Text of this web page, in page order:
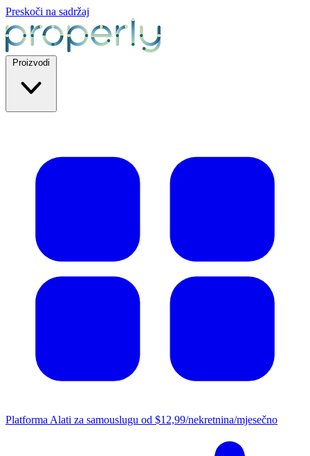
Preskoči na sadržaj
Platforma Alati za samouslugu od $12,99/nekretnina/mjesečno